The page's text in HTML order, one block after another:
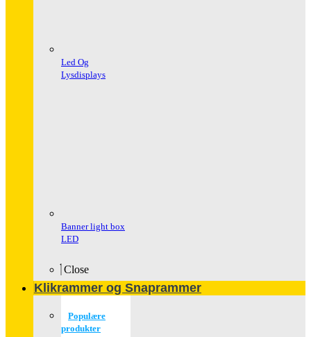
Led Og
Lysdisplays
Banner light box
LED
Close
Klikrammer og Snaprammer
Populære
produkter